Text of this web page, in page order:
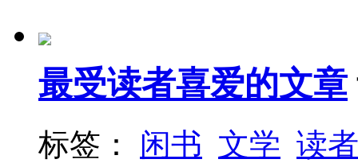
最受读者喜爱的文章
标签： 闲书 文学 读者